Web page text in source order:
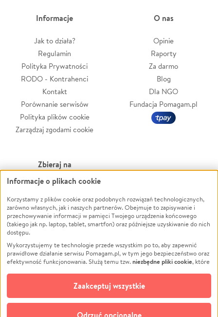
Informacje
Jak to działa?
Regulamin
Polityka Prywatności
RODO - Kontrahenci
Kontakt
Porównanie serwisów
Polityka plików cookie
Zarządzaj zgodami cookie
O nas
Opinie
Raporty
Za darmo
Blog
Dla NGO
Fundacja Pomagam.pl
Zbieraj na
Leczenie
Zwierzęta
Pożar
Ukraina
Pomoc Finansowa
Projekty
Pogrzeb
Społeczność lokalna
Kultura
Powódź
Wichura
NGO
Edukacja
Podróż
Impreza
Ochrona środowiska
Biznes
Informacje o plikach cookie
Korzystamy z plików cookie oraz podobnych rozwiązań technologicznych,
zarówno własnych, jak i naszych partnerów. Obejmuje to zapisywanie i
przechowywanie informacji w pamięci Twojego urządzenia końcowego
(takiego jak np. laptop, tablet, smartfon) oraz późniejsze uzyskiwanie do nich
dostępu.
Wykorzystujemy te technologie przede wszystkim po to, aby zapewnić
prawidłowe działanie serwisu Pomagam.pl, w tym jego bezpieczeństwo oraz
efektywność funkcjonowania. Służą temu tzw.niezbędne pliki cookie, które
opcjonalnych plików cookie
technologii do celów analitycznych i retargetingowych. Możesz wyrazić
zgodę na ich stosowanie lub jej odmówić. W dowolnym momencie masz
możliwość zmiany swoich preferencji na stronie „Zarządzaj zgodami cookie”,
Zaakceptuj wszystkie